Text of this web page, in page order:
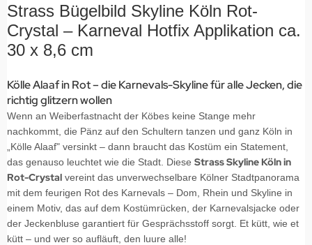
Strass Bügelbild Skyline Köln Rot-
Crystal – Karneval Hotfix Applikation ca.
30 x 8,6 cm
Kölle Alaaf in Rot – die Karnevals-Skyline für alle Jecken, die
richtig glitzern wollen
Wenn an Weiberfastnacht der Köbes keine Stange mehr
nachkommt, die Pänz auf den Schultern tanzen und ganz Köln in
„Kölle Alaaf" versinkt – dann braucht das Kostüm ein Statement,
das genauso leuchtet wie die Stadt. Diese Strass Skyline Köln in
Rot-Crystal vereint das unverwechselbare Kölner Stadtpanorama
mit dem feurigen Rot des Karnevals – Dom, Rhein und Skyline in
einem Motiv, das auf dem Kostümrücken, der Karnevalsjacke oder
der Jeckenbluse garantiert für Gesprächsstoff sorgt. Et kütt, wie et
kütt – und wer so aufläuft, den luure alle!